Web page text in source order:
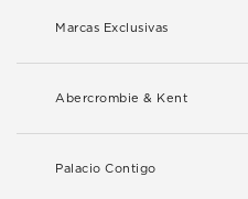
Marcas Exclusivas
Abercrombie & Kent
Palacio Contigo